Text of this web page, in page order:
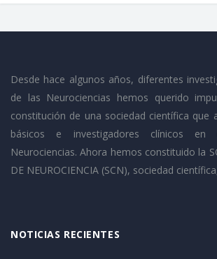
Desde hace algunos años, diferentes
de las Neurociencias hemos querido
constitución de una sociedad científica que
básicos e investigadores clínicos
Neurociencias. Ahora hemos constituido la
DE NEUROCIENCIA (SCN), sociedad
NOTICIAS RECIENTES